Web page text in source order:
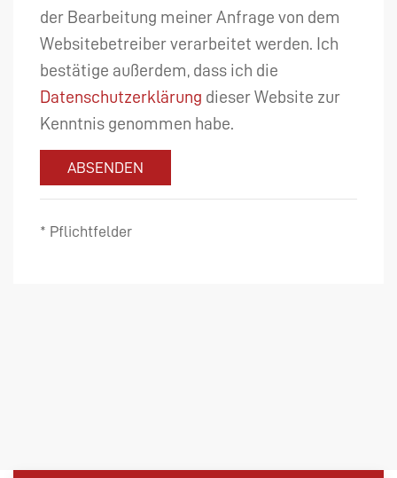
der Bearbeitung meiner Anfrage von dem
Websitebetreiber verarbeitet werden. Ich
bestätige außerdem, dass ich die
Datenschutzerklärung dieser Website zur
Kenntnis genommen habe.
ABSENDEN
* Pflichtfelder